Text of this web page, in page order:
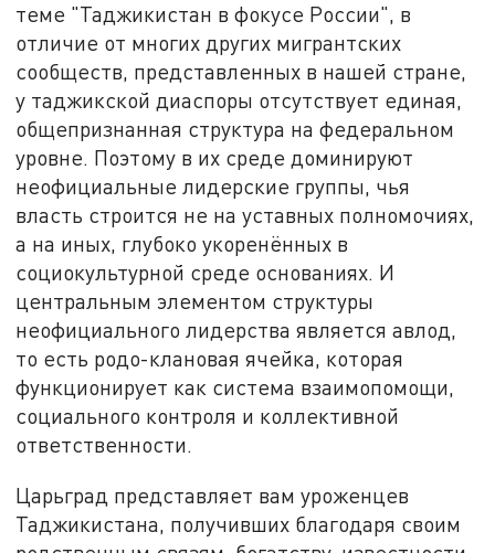
теме "Таджикистан в фокусе России", в
отличие от многих других мигрантских
сообществ, представленных в нашей стране,
у таджикской диаспоры отсутствует единая,
общепризнанная структура на федеральном
уровне. Поэтому в их среде доминируют
неофициальные лидерские группы, чья
власть строится не на уставных полномочиях,
а на иных, глубоко укоренённых в
социокультурной среде основаниях. И
центральным элементом структуры
неофициального лидерства является авлод,
то есть родо-клановая ячейка, которая
функционирует как система взаимопомощи,
социального контроля и коллективной
ответственности.
Царьград представляет вам уроженцев
Таджикистана, получивших благодаря своим